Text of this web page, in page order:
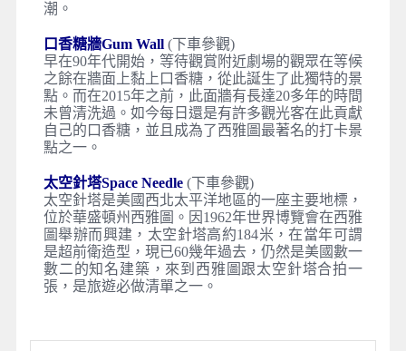
潮。
口香糖牆Gum Wall(下車參觀)
早在90年代開始，等待觀賞附近劇場的觀眾在等候
之餘在牆面上黏上口香糖，從此誕生了此獨特的景
點。而在2015年之前，此面牆有長達20多年的時間
未曾清洗過。如今每日還是有許多觀光客在此貢獻
自己的口香糖，並且成為了西雅圖最著名的打卡景
點之一。
太空針塔Space Needle (下車參觀)
太空針塔是美國西北太平洋地區的一座主要地標，
位於華盛頓州西雅圖。因1962年世界博覽會在西雅
圖舉辦而興建，太空針塔高約184米，在當年可謂
是超前衛造型，現已60幾年過去，仍然是美國數一
數二的知名建築，來到西雅圖跟太空針塔合拍一
張，是旅遊必做清單之一。